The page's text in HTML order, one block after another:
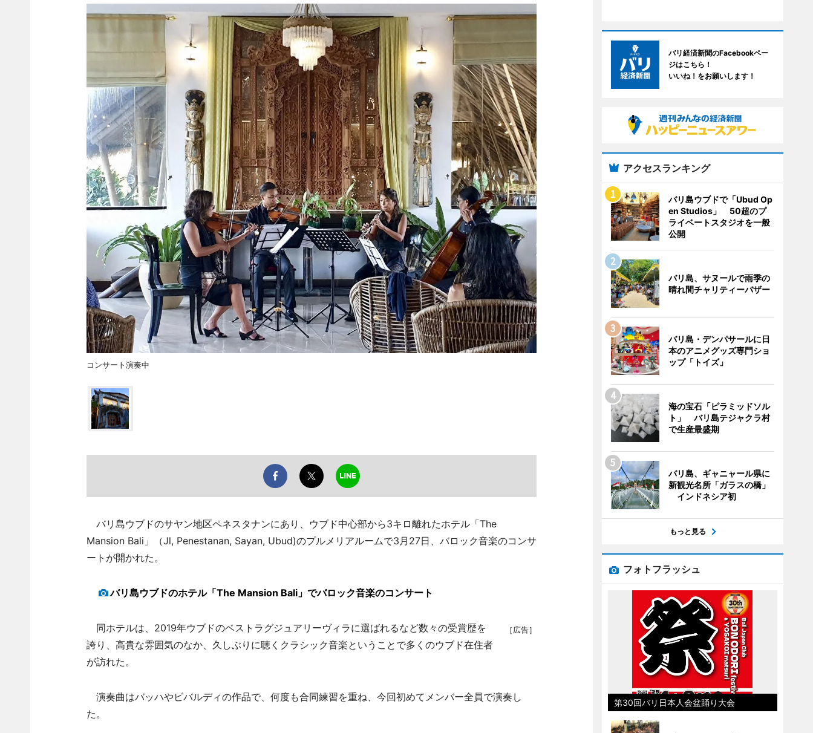
コンサート演奏中
バリ島ウブドのサヤン地区ペネスタナンにあり、ウブド中心部から3キロ離れたホテル「The
Mansion Bali」（Jl, Penestanan, Sayan, Ubud)のプルメリアルームで3月27日、バロック音楽のコンサ
ートが開かれた。
バリ島ウブドのホテル「The Mansion Bali」でバロック音楽のコンサート
［広告］
同ホテルは、2019年ウブドのベストラグジュアリーヴィラに選ばれるなど数々の受賞歴を
誇り、高貴な雰囲気のなか、久しぶりに聴くクラシック音楽ということで多くのウブド在住者
が訪れた。
演奏曲はバッハやビバルディの作品で、何度も合同練習を重ね、今回初めてメンバー全員で演奏し
た。
バリ経済新聞のFacebookペー
ジはこちら！
いいね！をお願いします！
アクセスランキング
バリ島ウブドで「Ubud Op
en Studios」 50超のプ
ライベートスタジオを一般
公開
バリ島、サヌールで雨季の
晴れ間チャリティーバザー
バリ島・デンパサールに日
本のアニメグッズ専門ショ
ップ「トイズ」
海の宝石「ピラミッドソル
ト」 バリ島テジャクラ村
で生産最盛期
バリ島、ギャニャール県に
新観光名所「ガラスの橋」
インドネシア初
もっと見る
フォトフラッシュ
第30回バリ日本人会盆踊り大会